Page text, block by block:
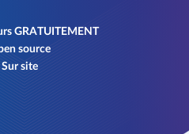
GRATUITEMENT
source
Sur site